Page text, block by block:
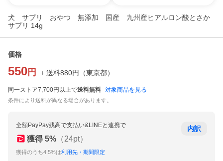
犬 サプリ おやつ 無添加 国産 九州産ヒアルロン酸とさか
サプリ 14g
価格
550 円 + 送料880円 （東京都）
同一ストア7,700円以上で送料無料 対象商品を見る
条件により送料が異なる場合があります。
全額PayPay残高で支払い&LINEと連携で
獲得 5% （24pt）
獲得のうち4.5%は利用先・期間限定
内訳